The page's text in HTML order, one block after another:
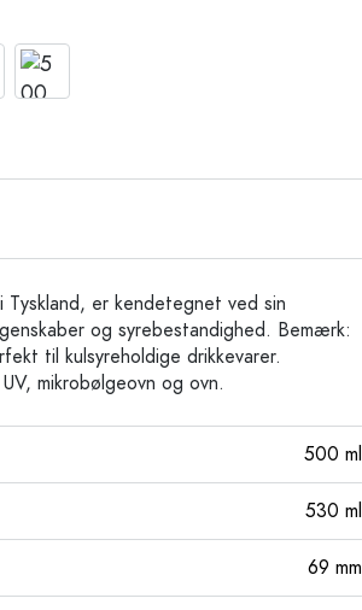
er kendetegnet ved sin
og syrebestandighed. Bemærk:
til kulsyreholdige drikkevarer.
mikrobølgeovn og ovn.
500 ml
530 ml
69 mm